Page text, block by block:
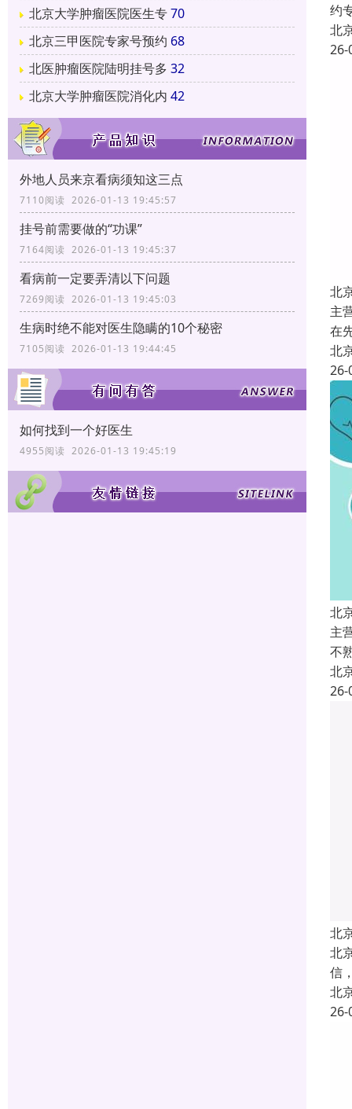
北京大学肿瘤医院医生专70
北京三甲医院专家号预约 68
北医肿瘤医院陆明挂号多 32
北京大学肿瘤医院消化内 42
外地人员来京看病须知这三点
7110阅读 2026-01-13 19:45:57
挂号前需要做的“功课”
7164阅读 2026-01-13 19:45:37
看病前一定要弄清以下问题
7269阅读 2026-01-13 19:45:03
生病时绝不能对医生隐瞒的10个秘密
7105阅读 2026-01-13 19:44:45
如何找到一个好医生
4955阅读 2026-01-13 19:45:19
约
北
26-
北
主
在
北
26-
北
主
不
北
26-
北
北
信
北
26-